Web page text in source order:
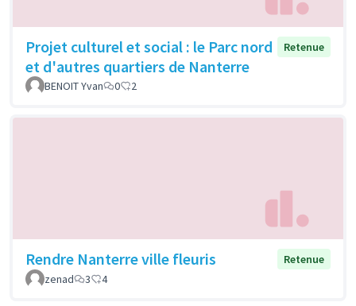
Projet culturel et social : le Parc nord
et d'autres quartiers de Nanterre
Retenue
BENOIT Yvan 0 2
Rendre Nanterre ville fleuris
Retenue
zenad
3 4